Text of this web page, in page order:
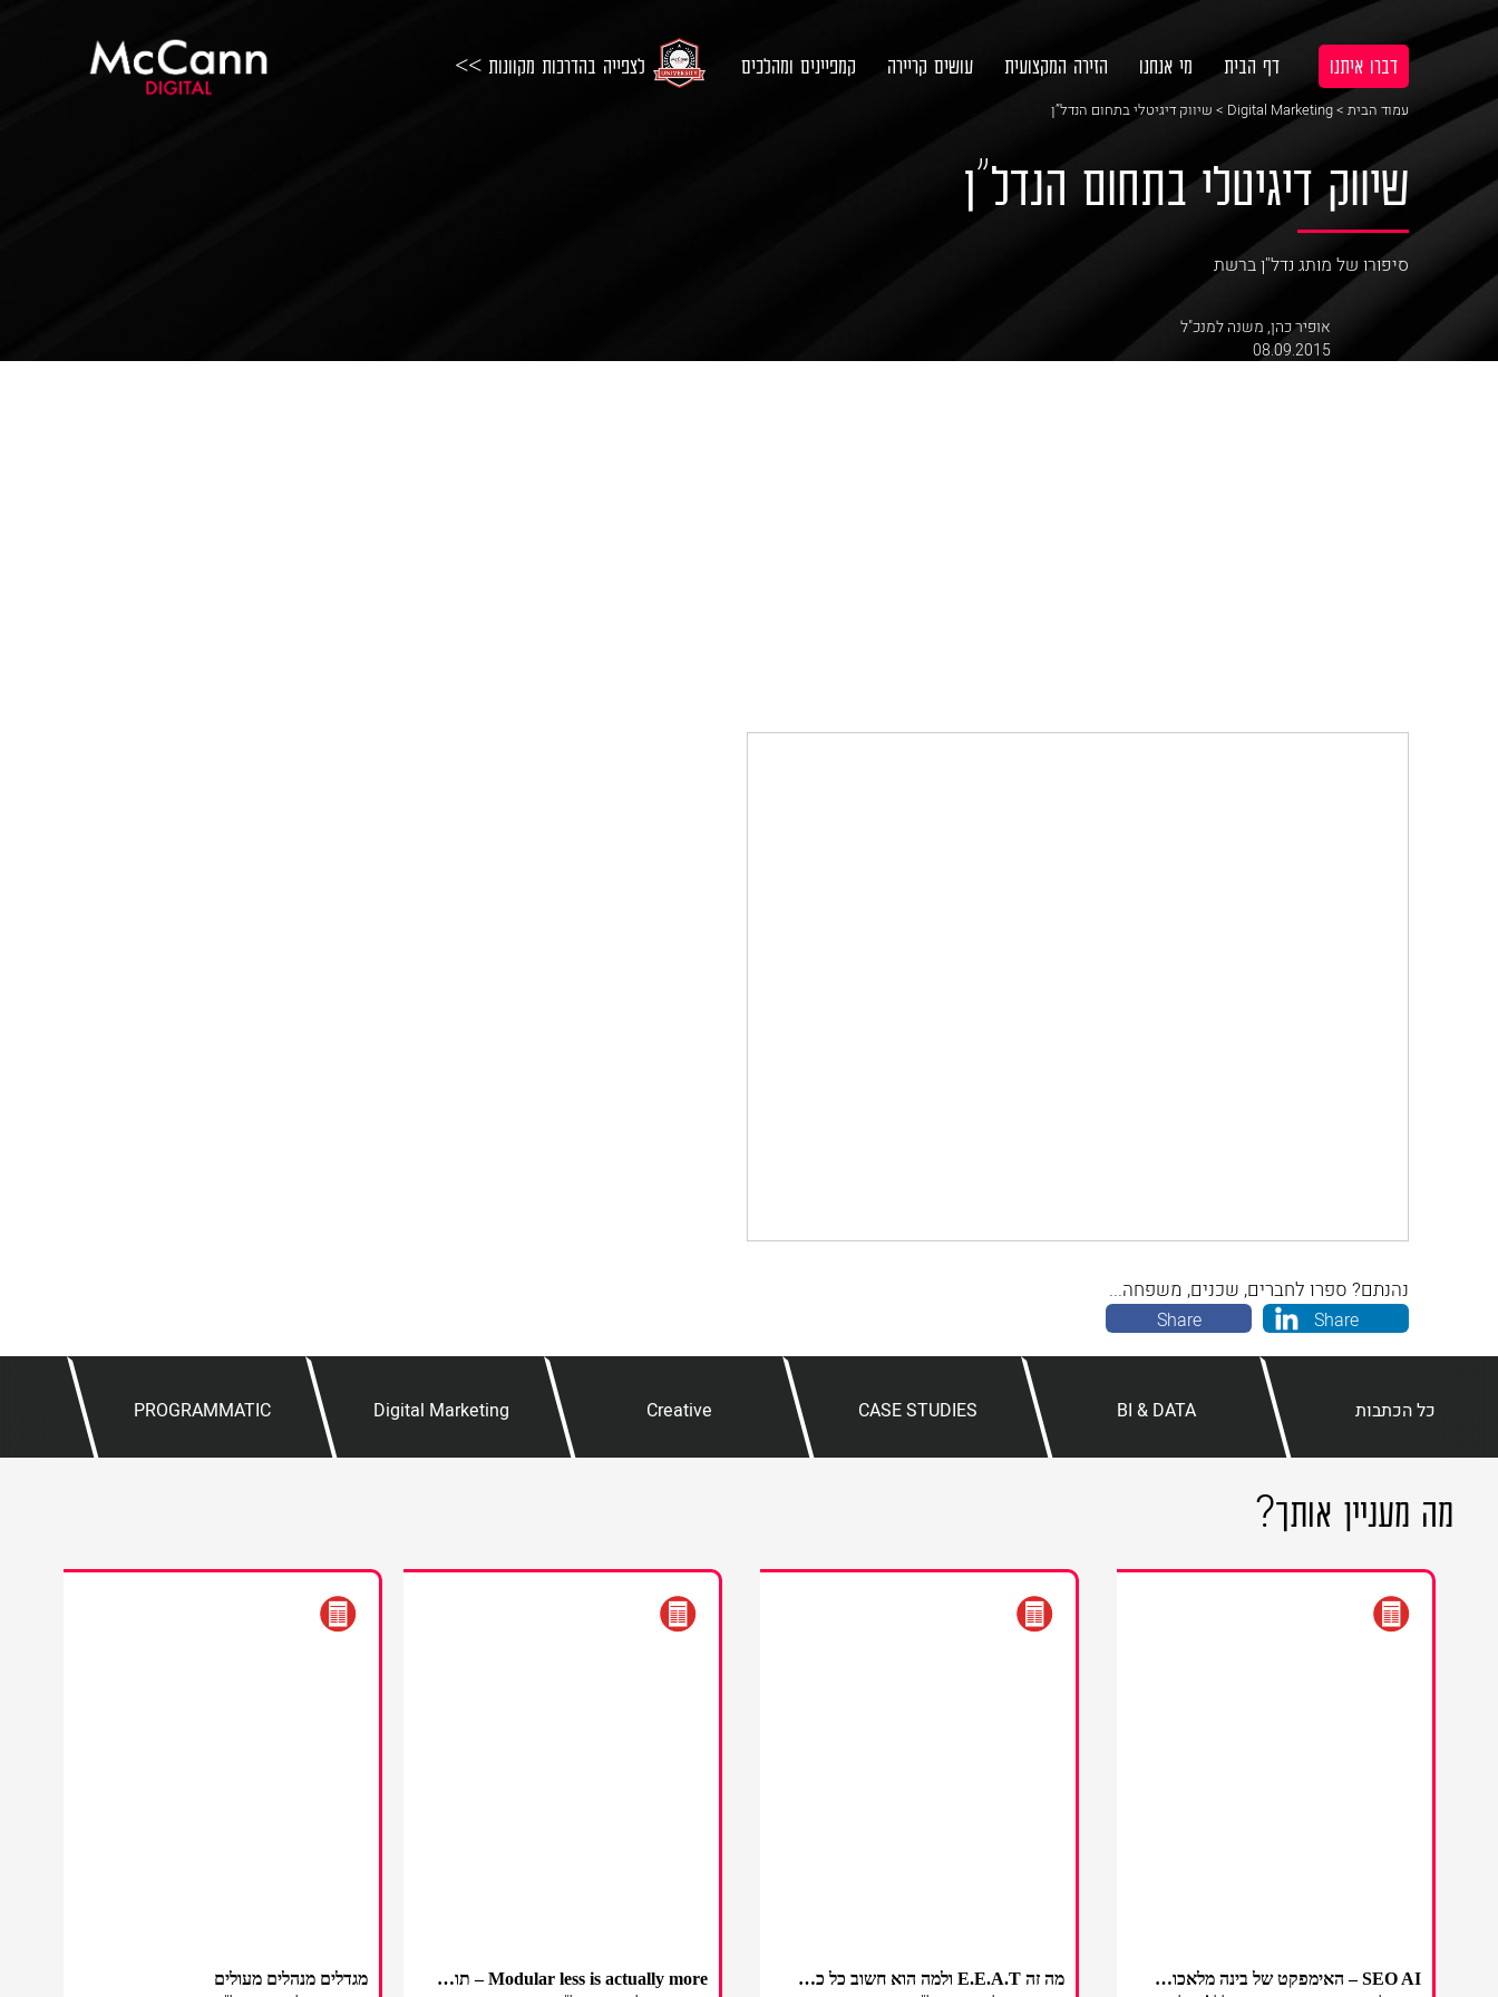
דברו איתנו דף הבית מי אנחנו הזירה המקצועית עושים קריירה קמפיינים ומהלכים לצפייה בהדרכות מקוונות >>
עמוד הבית >
Digital Marketing > שיווק דיגיטלי בתחום הנדל”ן
שיווק דיגיטלי בתחום הנדל”ן
סיפורו של מותג נדל"ן ברשת
אופיר כהן, משנה למנכ"ל
08.09.2015
נהנתם? ספרו לחברים, שכנים, משפחה...
Share
Share
מה מעניין אותך?
SEO AI – האימפקט של בינה מלאכותית על מנועי החיפוש מה זה E.E.A.T ולמה הוא חשוב כל כך לאתר שלכם? Modular less is actually more – תודה יוניברסל אנליטיקס, שלום GA4 מגדלים מנהלים מעולים